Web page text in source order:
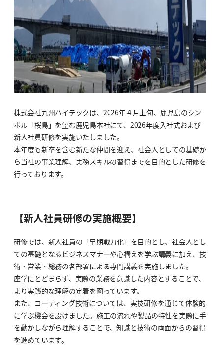
株式会社九州ハイテックは、2026年４月上旬、鹿児島のシン
ボル「桜島」を望む鹿児島本社にて、2026年度入社式および
新人社員研修を実施いたしました。
本年度も新卒を含む新たな仲間を迎え、社会人としての基礎か
ら当社の事業理解、実務スキルの習得までを目的とした研修を
行っております。
【新人社員研修の実施概要】
研修では、新人社員の「早期戦力化」を目的とし、社会人とし
ての基礎となるビジネスマナーや心構えを学ぶ講義に加え、技
術・営業・総務の各部署による専門講義を実施しました。
座学にとどまらず、実際の業務を意識した内容とすることで、
より実践的な理解の定着を図っています。
また、コーティング技術については、実技研修を通じて体験的
に学ぶ機会を設けました。施工の流れや製品の特性を実際に手
を動かしながら理解することで、知識と技術の両面からの習得
を進めています。